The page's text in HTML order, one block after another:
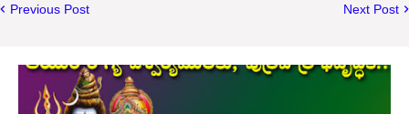
Previous Post Next Post